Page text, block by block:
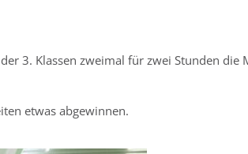
3. Klassen zweimal für zwei Stunden
etwas abgewinnen.